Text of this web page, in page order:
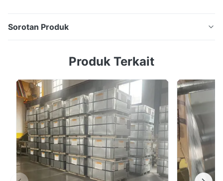
Sorotan Produk
Z180 Z275 untuk atap, saluran & manufaktur industri
Steel Coil diproduksi melalui proses galvanisasi panas
terus menerus,di mana pita baja dilapisi dengan seng
cair dan didinginkan dalam kondisi ...
Produk Terkait